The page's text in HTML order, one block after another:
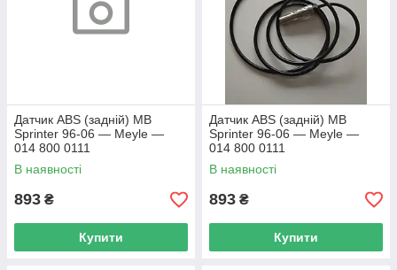
Датчик ABS (задній) MB
Sprinter 96-06 — Meyle —
014 800 0111
В наявності
893 ₴
Купити
Датчик ABS (задній) MB
Sprinter 96-06 — Meyle —
014 800 0111
В наявності
893 ₴
Купити